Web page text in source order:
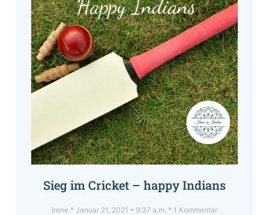
Sieg im Cricket – happy Indians
Irene Januar 21, 2021 9:37 a.m. 1 Kommentar